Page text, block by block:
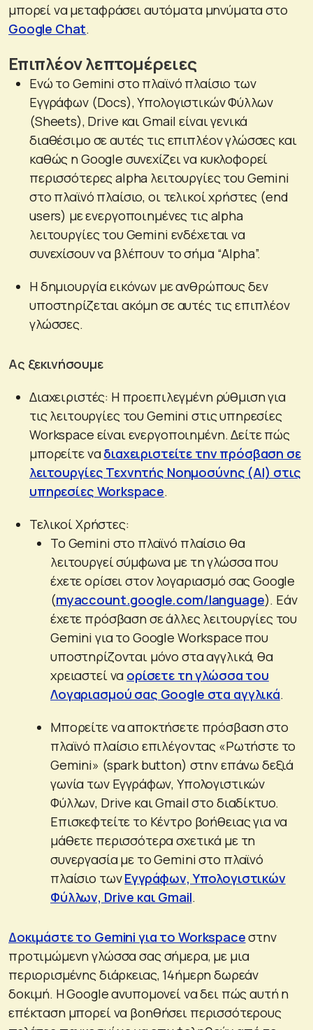
μπορεί να μεταφράσει αυτόματα μηνύματα στο
Google Chat.
Επιπλέον λεπτομέρειες
Ενώ το Gemini στο πλαϊνό πλαίσιο των
Εγγράφων (Docs), Υπολογιστικών Φύλλων
(Sheets), Drive και Gmail είναι γενικά
διαθέσιμο σε αυτές τις επιπλέον γλώσσες και
καθώς η Google συνεχίζει να κυκλοφορεί
περισσότερες alpha λειτουργίες του Gemini
στο πλαϊνό πλαίσιο, οι τελικοί χρήστες (end
users) με ενεργοποιημένες τις alpha
λειτουργίες του Gemini ενδέχεται να
συνεχίσουν να βλέπουν το σήμα “Alpha”.
Η δημιουργία εικόνων με ανθρώπους δεν
υποστηρίζεται ακόμη σε αυτές τις επιπλέον
γλώσσες.
Ας ξεκινήσουμε
Διαχειριστές: Η προεπιλεγμένη ρύθμιση για
τις λειτουργίες του Gemini στις υπηρεσίες
Workspace είναι ενεργοποιημένη. Δείτε πώς
μπορείτε ναδιαχειριστείτε την πρόσβαση σε
λειτουργίες Τεχνητής Νοημοσύνης (AI) στις
υπηρεσίες Workspace.
Τελικοί Χρήστες:
Το Gemini στο πλαϊνό πλαίσιο θα
λειτουργεί σύμφωνα με τη γλώσσα που
έχετε ορίσει στον λογαριασμό σας Google
(myaccount.google.com/language). Εάν
έχετε πρόσβαση σε άλλες λειτουργίες του
Gemini για το Google Workspace που
υποστηρίζονται μόνο στα αγγλικά, θα
χρειαστεί να ορίσετε τη γλώσσα του
Λογαριασμού σας Google στα αγγλικά.
Μπορείτε να αποκτήσετε πρόσβαση στο
πλαϊνό πλαίσιο επιλέγοντας «Ρωτήστε το
Gemini» (spark button) στην επάνω δεξιά
γωνία των Εγγράφων, Υπολογιστικών
Φύλλων, Drive και Gmail στο διαδίκτυο.
Επισκεφτείτε το Κέντρο βοήθειας για να
μάθετε περισσότερα σχετικά με τη
συνεργασία με το Gemini στο πλαϊνό
πλαίσιο τωνΕγγράφων, Υπολογιστικών
Φύλλων, Drive και Gmail.
Δοκιμάστε το Gemini για το Workspaceστην
προτιμώμενη γλώσσα σας σήμερα, με μια
περιορισμένης διάρκειας, 14ήμερη δωρεάν
δοκιμή. Η Google ανυπομονεί να δει πώς αυτή η
επέκταση μπορεί να βοηθήσει περισσότερους